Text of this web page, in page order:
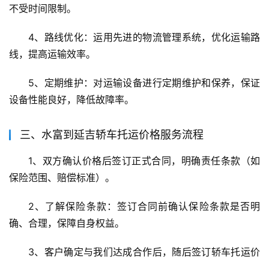
不受时间限制。
4、路线优化：运用先进的物流管理系统，优化运输路
线，提高运输效率。
5、定期维护：对运输设备进行定期维护和保养，保证
设备性能良好，降低故障率。
三、水富到延吉轿车托运价格服务流程
1、双方确认价格后签订正式合同，明确责任条款（如
保险范围、赔偿标准）。
2、了解保险条款：签订合同前确认保险条款是否明
确、合理，保障自身权益。
3、客户确定与我们达成合作后，随后签订轿车托运价